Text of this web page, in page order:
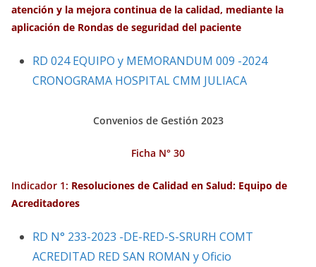
atención y la mejora continua de la calidad, mediante la
aplicación de Rondas de seguridad del paciente
RD 024 EQUIPO y MEMORANDUM 009 -2024
CRONOGRAMA HOSPITAL CMM JULIACA
Convenios de Gestión 2023
Ficha N° 30
Indicador 1: Resoluciones de Calidad en Salud: Equipo de
Acreditadores
RD N° 233-2023 -DE-RED-S-SRURH COMT
ACREDITAD RED SAN ROMAN y Oficio